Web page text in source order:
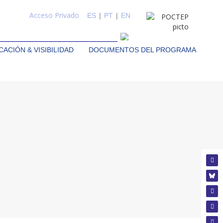
Acceso Privado ES | PT | EN
& VISIBILIDAD DOCUMENTOS DEL PROGRAMA